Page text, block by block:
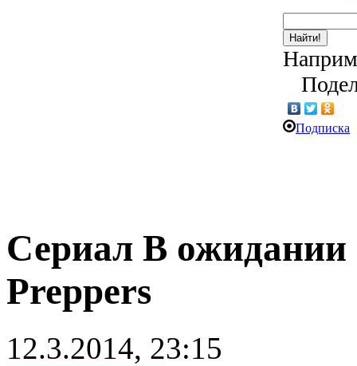
Найти!
Подписка
Сериал В ожидании
Preppers
12.3.2014, 23:15